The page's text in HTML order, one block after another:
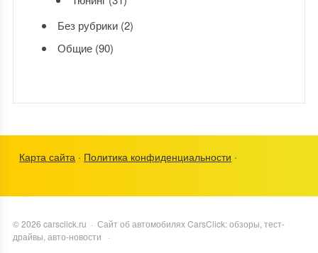
Без рубрики(2)
Общие(90)
Карта сайта · Политика конфиденциальности ·
©2026 carsclick.ru · Сайт об автомобилях CarsClick: обзоры, тест-
драйвы, авто-новости
·